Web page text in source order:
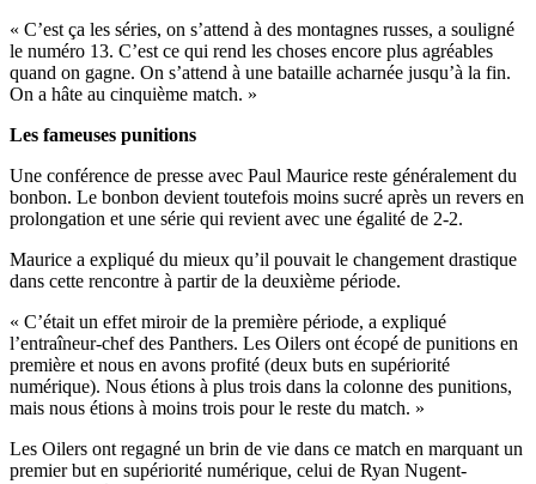
« C’est ça les séries, on s’attend à des montagnes russes, a souligné
le numéro 13. C’est ce qui rend les choses encore plus agréables
quand on gagne. On s’attend à une bataille acharnée jusqu’à la fin.
On a hâte au cinquième match. »
Les fameuses punitions
Une conférence de presse avec Paul Maurice reste généralement du
bonbon. Le bonbon devient toutefois moins sucré après un revers en
prolongation et une série qui revient avec une égalité de 2-2.
Maurice a expliqué du mieux qu’il pouvait le changement drastique
dans cette rencontre à partir de la deuxième période.
« C’était un effet miroir de la première période, a expliqué
l’entraîneur-chef des Panthers. Les Oilers ont écopé de punitions en
première et nous en avons profité (deux buts en supériorité
numérique). Nous étions à plus trois dans la colonne des punitions,
mais nous étions à moins trois pour le reste du match. »
Les Oilers ont regagné un brin de vie dans ce match en marquant un
premier but en supériorité numérique, celui de Ryan Nugent-